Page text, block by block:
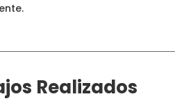
Realizados